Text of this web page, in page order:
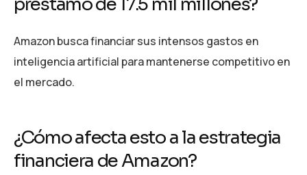
Amazon busca financiar sus intensos gastos en
inteligencia artificial para mantenerse competitivo en
el mercado.
¿Cómo afecta esto a la estrategia
financiera de Amazon?